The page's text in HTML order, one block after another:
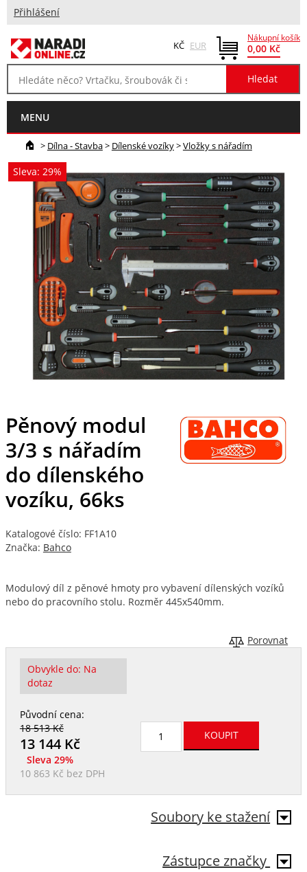
Přihlášení
Nákupní košík
0,00 Kč
KČ EUR
MENU
> Dílna - Stavba> Dílenské vozíky>Vložky s nářadím
Sleva: 29%
Pěnový modul
3/3 s nářadím
do dílenského
vozíku, 66ks
Katalogové číslo: FF1A10
Značka: Bahco
Modulový díl z pěnové hmoty pro vybavení dílenských vozíků
nebo do pracovního stolu. Rozměr 445x540mm.
Porovnat
Obvykle do: Na
dotaz
Původní cena:
18 513 Kč
13 144Kč
Sleva 29%
10 863 Kč bez DPH
Soubory ke stažení
Zástupce značky